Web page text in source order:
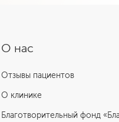
О нас
Отзывы пациентов
О клинике
Благотворительный фонд